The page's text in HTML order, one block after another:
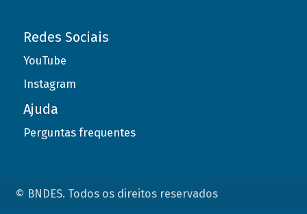
Redes Sociais
YouTube
Instagram
Ajuda
Perguntas frequentes
© BNDES. Todos os direitos reservados